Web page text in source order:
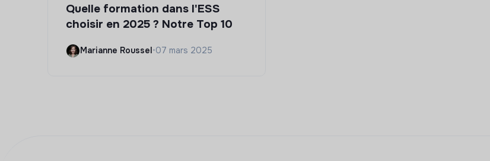
Quelle formation dans l'ESS
choisir en 2025 ? Notre Top 10
Marianne Roussel •07 mars 2025